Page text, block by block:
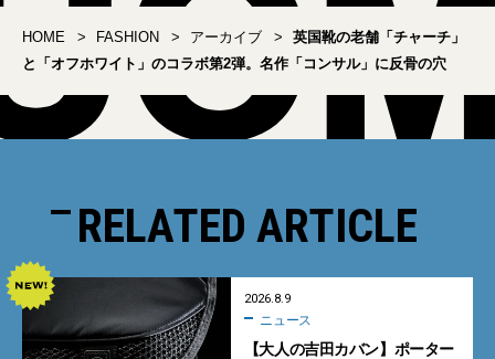
HOME FASHION アーカイブ
英国靴の老舗「チャーチ」
と「オフホワイト」のコラボ第2弾。名作「コンサル」に反骨の穴
RELATED ARTICLE
2026.8.9
ニュース
【大人の吉田カバン】ポーター